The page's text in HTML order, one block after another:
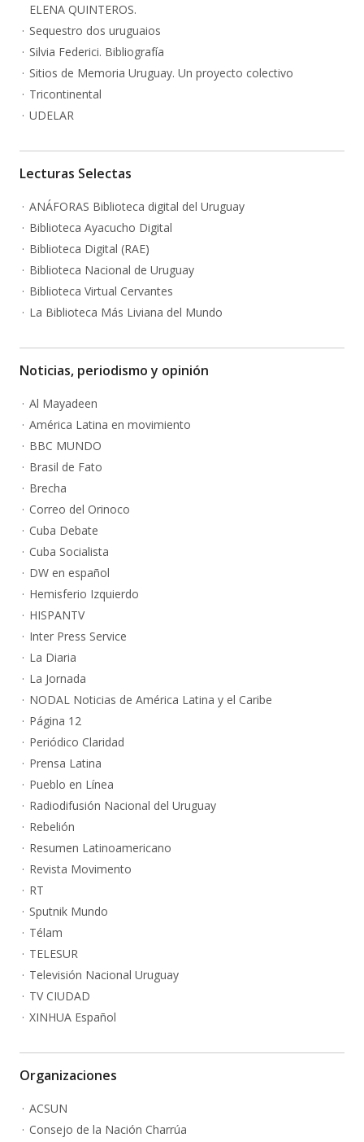
ELENA QUINTEROS.
Sequestro dos uruguaios
Silvia Federici. Bibliografía
Sitios de Memoria Uruguay. Un proyecto colectivo
Tricontinental
UDELAR
Lecturas Selectas
ANÁFORAS Biblioteca digital del Uruguay
Biblioteca Ayacucho Digital
Biblioteca Digital (RAE)
Biblioteca Nacional de Uruguay
Biblioteca Virtual Cervantes
La Biblioteca Más Liviana del Mundo
Noticias, periodismo y opinión
Al Mayadeen
América Latina en movimiento
BBC MUNDO
Brasil de Fato
Brecha
Correo del Orinoco
Cuba Debate
Cuba Socialista
DW en español
Hemisferio Izquierdo
HISPANTV
Inter Press Service
La Diaria
La Jornada
NODAL Noticias de América Latina y el Caribe
Página 12
Periódico Claridad
Prensa Latina
Pueblo en Línea
Radiodifusión Nacional del Uruguay
Rebelión
Resumen Latinoamericano
Revista Movimento
RT
Sputnik Mundo
Télam
TELESUR
Televisión Nacional Uruguay
TV CIUDAD
XINHUA Español
Organizaciones
ACSUN
Consejo de la Nación Charrúa